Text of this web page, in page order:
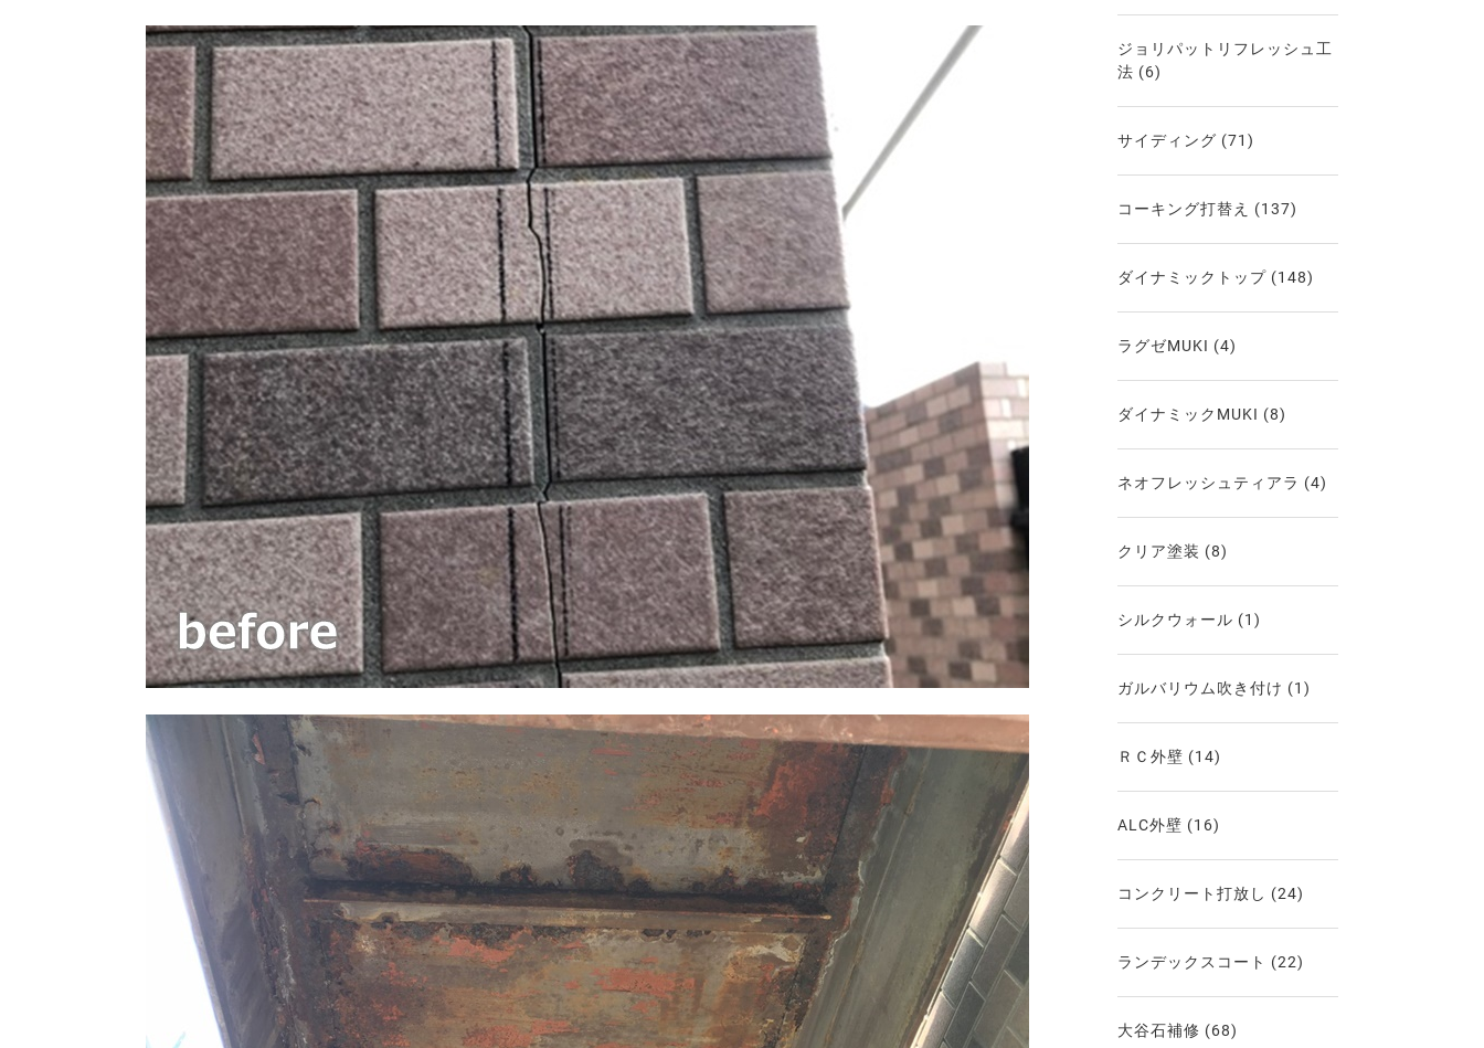
ジョリパットリフレッシュ工
法 (6)
サイディング (71)
コーキング打替え (137)
ダイナミックトップ (148)
ラグゼMUKI (4)
ダイナミックMUKI (8)
ネオフレッシュティアラ (4)
クリア塗装 (8)
シルクウォール (1)
ガルバリウム吹き付け (1)
ＲＣ外壁 (14)
ALC外壁 (16)
コンクリート打放し (24)
ランデックスコート (22)
大谷石補修 (68)